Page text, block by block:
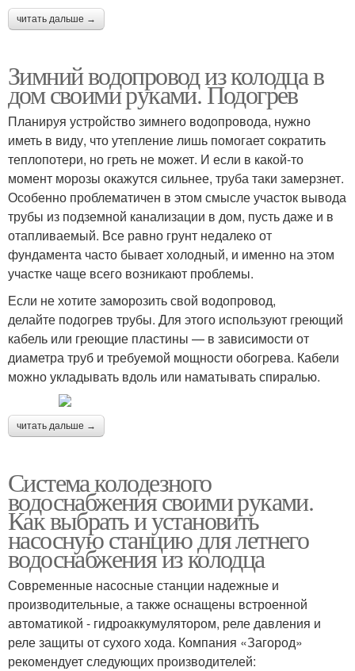
читать дальше →
Зимний водопровод из колодца в
дом своими руками. Подогрев
Планируя устройство зимнего водопровода, нужно
иметь в виду, что утепление лишь помогает сократить
теплопотери, но греть не может. И если в какой-то
момент морозы окажутся сильнее, труба таки замерзнет.
Особенно проблематичен в этом смысле участок вывода
трубы из подземной канализации в дом, пусть даже и в
отапливаемый. Все равно грунт недалеко от
фундамента часто бывает холодный, и именно на этом
участке чаще всего возникают проблемы.
Если не хотите заморозить свой водопровод,
делайте подогрев трубы. Для этого используют греющий
кабель или греющие пластины — в зависимости от
диаметра труб и требуемой мощности обогрева. Кабели
можно укладывать вдоль или наматывать спиралью.
читать дальше →
Система колодезного
водоснабжения своими руками.
Как выбрать и установить
насосную станцию для летнего
водоснабжения из колодца
Современные насосные станции надежные и
производительные, а также оснащены встроенной
автоматикой - гидроаккумулятором, реле давления и
реле защиты от сухого хода. Компания «Загород»
рекомендует следующих производителей: